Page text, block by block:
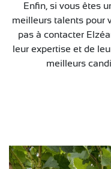
Enfin, si vous êtes
meilleurs talents pour
pas à contacter
leur expertise et de
meilleurs